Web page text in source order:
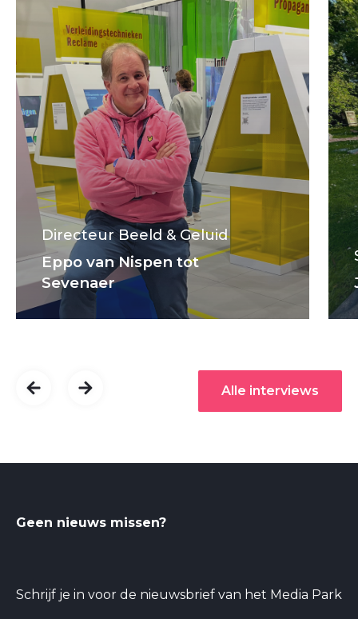
Directeur Beeld & Geluid
Eppo van Nispen tot
Sevenaer
Alle interviews
Geen nieuws missen?
Schrijf je in voor de nieuwsbrief van het Media Park